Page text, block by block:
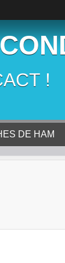
!
DE HAM